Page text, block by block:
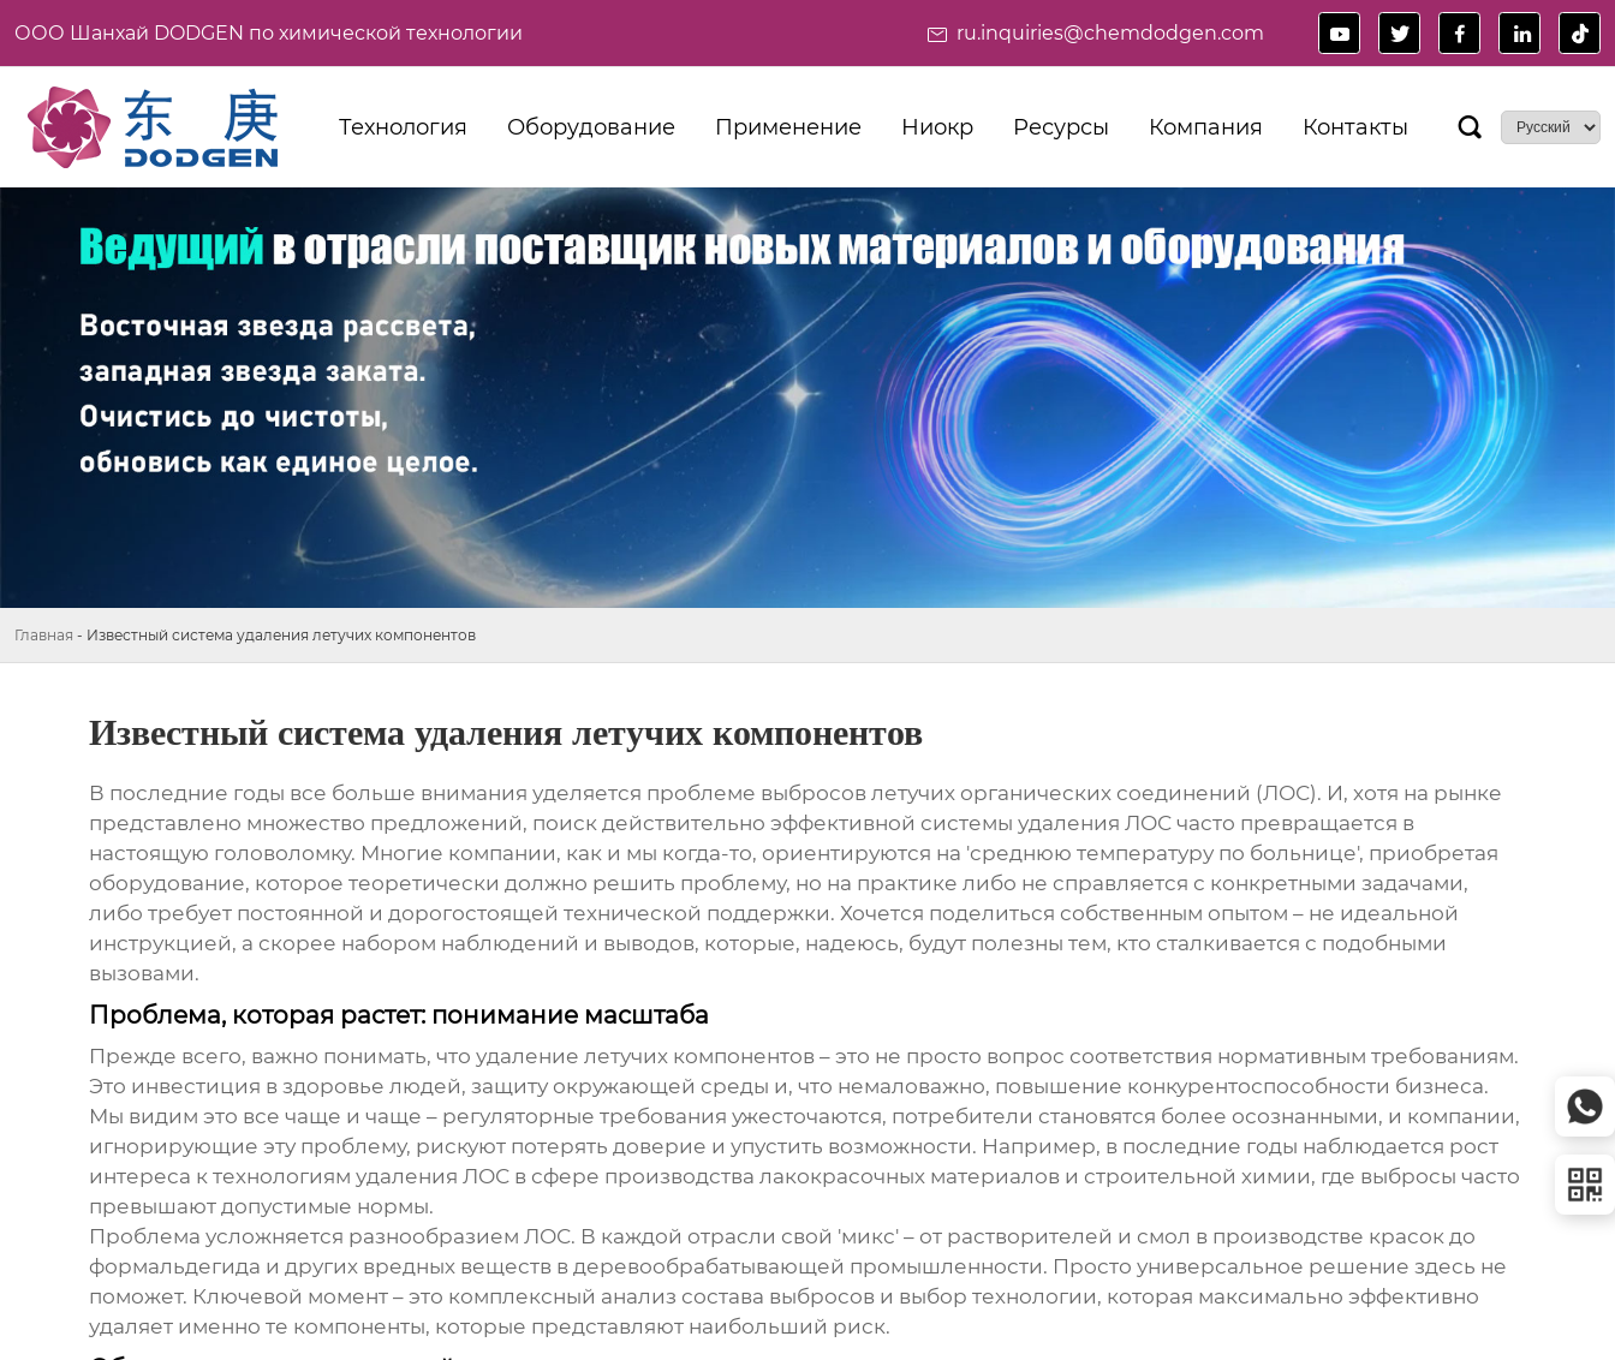
ООО Шанхай DODGEN по химической технологии ru.inquiries@chemdodgen.com     
Технология Оборудование Применение Ниокр Ресурсы Компания Контакты 
Главная - Известный система удаления летучих компонентов
Известный система удаления летучих компонентов
В последние годы все больше внимания уделяется проблеме выбросов летучих органических соединений (ЛОС). И, хотя на рынке
представлено множество предложений, поиск действительно эффективной системы удаления ЛОСчасто превращается в
настоящую головоломку. Многие компании, как и мы когда-то, ориентируются на 'среднюю температуру по больнице', приобретая
оборудование, которое теоретически должно решить проблему, но на практике либо не справляется с конкретными задачами,
либо требует постоянной и дорогостоящей технической поддержки. Хочется поделиться собственным опытом – не идеальной
инструкцией, а скорее набором наблюдений и выводов, которые, надеюсь, будут полезны тем, кто сталкивается с подобными
вызовами.
Проблема, которая растет: понимание масштаба
Прежде всего, важно понимать, что удаление летучих компонентов– это не просто вопрос соответствия нормативным требованиям.
Это инвестиция в здоровье людей, защиту окружающей среды и, что немаловажно, повышение конкурентоспособности бизнеса.
Мы видим это все чаще и чаще – регуляторные требования ужесточаются, потребители становятся более осознанными, и компании,
игнорирующие эту проблему, рискуют потерять доверие и упустить возможности. Например, в последние годы наблюдается рост
интереса к технологиям удаления ЛОС в сфере производства лакокрасочных материалов и строительной химии, где выбросы часто
превышают допустимые нормы.
Проблема усложняется разнообразием ЛОС. В каждой отрасли свой 'микс' – от растворителей и смол в производстве красок до
формальдегида и других вредных веществ в деревообрабатывающей промышленности. Просто универсальное решение здесь не
поможет. Ключевой момент – это комплексный анализ состава выбросов и выбор технологии, которая максимально эффективно
удаляет именно те компоненты, которые представляют наибольший риск.